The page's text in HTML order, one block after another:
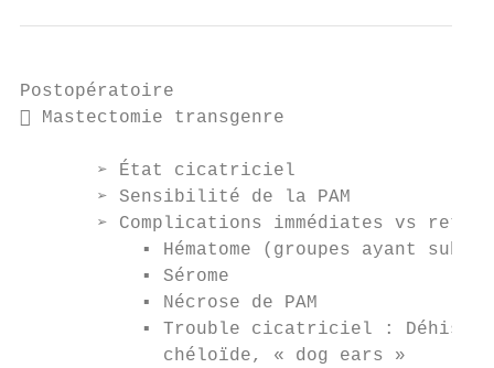
Postopératoire
 Mastectomie transgenre
       ➢ État cicatriciel
       ➢ Sensibilité de la PAM
➢ Complications immédiates vs
▪ Hématome (groupes ayant subi
           ▪ Sérome
           ▪ Nécrose de PAM
▪ Trouble cicatriciel :
             chéloïde, « dog ears »